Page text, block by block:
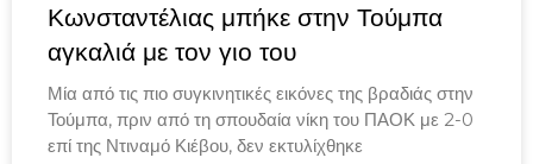
Κωνσταντέλιας μπήκε στην Τούμπα
αγκαλιά με τον γιο του
Μία από τις πιο συγκινητικές εικόνες της βραδιάς στην
Τούμπα, πριν από τη σπουδαία νίκη του ΠΑΟΚ με 2-0
επί της Ντιναμό Κιέβου, δεν εκτυλίχθηκε